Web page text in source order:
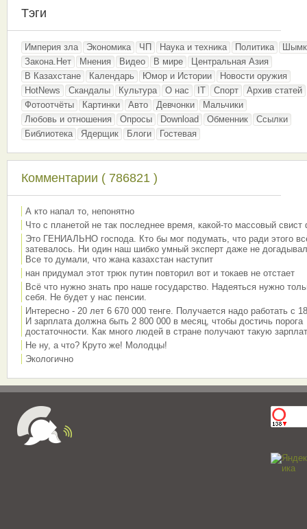
Тэги
Империя зла Экономика ЧП Наука и техника Политика
Закона.Нет
Мнения Видео В мире
Центральная Азия
В Казахстане
Календарь Юмор и Истории
Новости оружия
HotNews
Скандалы Культура О нас IT Спорт
Архив статей
Фотоотчёты
Картинки Авто Девчонки
Мальчики
Любовь и отношения
Опросы Download Обменник
Ссылки
Библиотека
Ядерщик Блоги Гостевая
Комментарии ( 786821 )
А кто напал то, непонятно
Что с планетой не так последнее время, какой-то массовый свист
Это ГЕНИАЛЬНО господа. Кто бы мог подумать, что ради этого
затевалось. Ни один наш шибко умный эксперт даже не
Все то думали, что жана казахстан наступит
нан придумал этот трюк путин повторил вот и токаев не отстает
Всё что нужно знать про наше государство. Надеяться нужно
себя. Не будет у нас пенсии.
Интересно - 20 лет 6 670 000 тенге. Получается надо работать с
И зарплата должна быть 2 800 000 в месяц, чтобы достичь порога
достаточности. Как много людей в стране получают такую
Не ну, а что? Круто же! Молодцы!
Экологично